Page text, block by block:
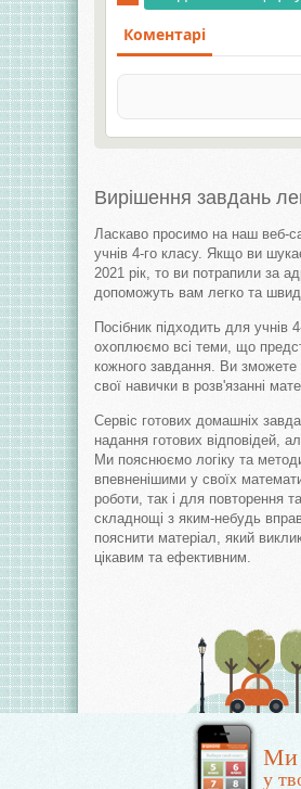
Вирішення завдань
Ласкаво просимо на наш веб-
учнів 4-го класу. Якщо ви
2021 рік, то ви потрапили за
допоможуть вам легко та
Посібник підходить для учнів
охоплюємо всі теми, що
кожного завдання. Ви зможете
свої навички в розв'язанні
Сервіс готових домашніх
надання готових відповідей,
Ми пояснюємо логіку та
впевненішими у своїх
роботи, так і для повторення
складнощі з яким-небудь
пояснити матеріал, який
цікавим та ефективним.
Ми
у